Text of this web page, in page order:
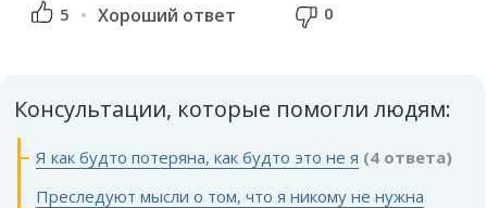
5 Хороший ответ 0
Консультации, которые помогли людям:
Я как будто потеряна, как будто это не я (4 ответа)
Преследуют мысли о том, что я никому не нужна